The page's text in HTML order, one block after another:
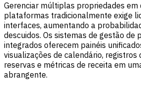
Gerenciar múltiplas propriedades em
plataformas tradicionalmente exige
interfaces, aumentando a
descuidos. Os sistemas de gestão de
integrados oferecem painéis
visualizações de calendário, registros
reservas e métricas de receita em
abrangente.